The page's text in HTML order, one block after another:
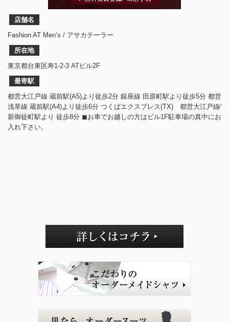
店舗名
Fashion AT Men’s / アサカテーラー
所在地
東京都台東区寿1-2-3 ATビル2F
最寄駅
都営大江戸線 蔵前駅(A5)より徒歩2分 銀座線 田原町駅より徒歩5分 都営
浅草線 蔵前駅(A4)より徒歩6分 つくばエクスプレス(TX) 都営大江戸線⁄
新御徒町駅より 徒歩8分 ◼︎お車でお越しの方はビル1F駐車場の真中にお
入れ下さい。